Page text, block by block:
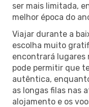
ser mais limitada,
melhor época do
Viajar durante a
escolha muito
encontrará lugares
pode permitir que
autêntica,
as longas filas nas
alojamento e os